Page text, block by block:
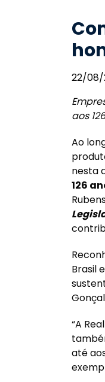
22/08/
aos
Ao
nesta
126
Brasil
“A
até